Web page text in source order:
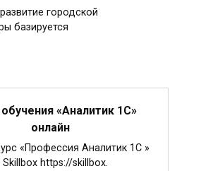
городской
базируется
«Аналитик 1С»
онлайн
«Профессия Аналитик 1C »
https://skillbox.